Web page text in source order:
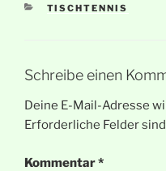
KATEGORIEN
TISCHTENNIS
Schreibe einen
Deine E-Mail-Adresse
Erforderliche Felder
Kommentar*